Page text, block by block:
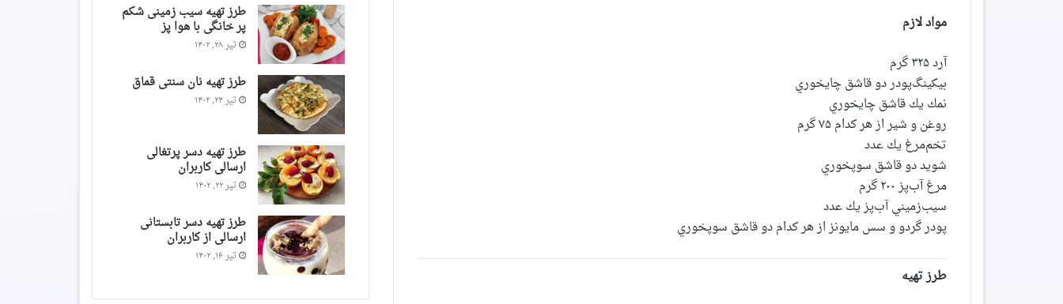
مواد لازم
آرد ۳۲۵ گرم
بيكينگ‌پودر دو قاشق چايخوري
نمك يك قاشق چايخوري
روغن و شیر از هر کدام ۷۵ گرم
تخم‌مرغ يك عدد
شويد دو قاشق سوپخوري
مرغ آب‌پز ۲۰۰ گرم
سيب‌زميني آب‌پز يك عدد
پودر گردو و سس مایونز از هر کدام دو قاشق سوپخوري
طرز تهيه
طرز تهیه سیب زمینی شکم
پر خانگی با هوا پز
تیر ۲۸, ۱۴۰۲
طرز تهیه نان سنتی قماق
تیر ۲۴, ۱۴۰۲
طرز تهیه دسر پرتغالی
ارسالی کاربران
تیر ۲۲, ۱۴۰۲
طرز تهیه دسر تابستانی
ارسالی از کاربران
تیر ۱۶, ۱۴۰۲